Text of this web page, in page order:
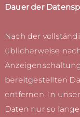
Dauer der
Nach der
üblicherweise
bereitgestellten
entfernen. In
Daten nur so